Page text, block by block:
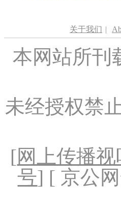
关于我们 |
本网站所刊
未经授权禁
[网上传播
号] [ 京公